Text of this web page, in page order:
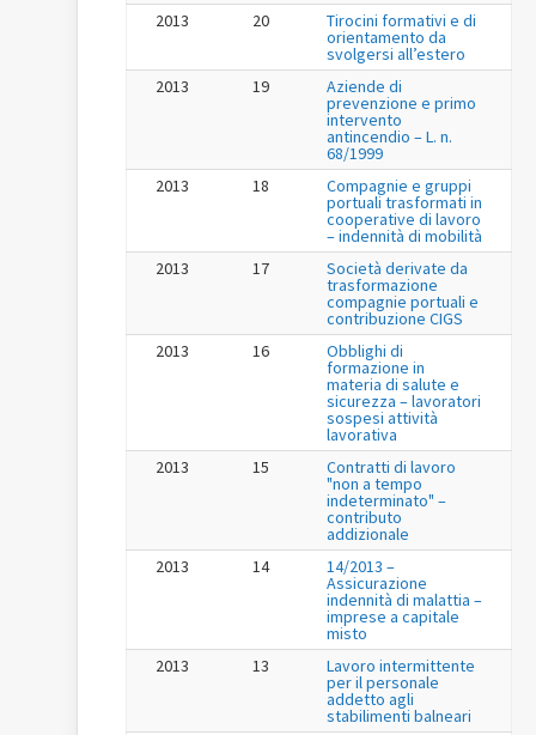
2013
20 Tirocini formativi e di
orientamento da
svolgersi all’estero
2013
19 Aziende di
prevenzione e primo
intervento
antincendio – L. n.
68/1999
2013
18 Compagnie e gruppi
portuali trasformati in
cooperative di lavoro
– indennità di mobilità
2013
17 Società derivate da
trasformazione
compagnie portuali e
contribuzione CIGS
2013
16 Obblighi di
formazione in
materia di salute e
sicurezza – lavoratori
sospesi attività
lavorativa
2013
15 Contratti di lavoro
"non a tempo
indeterminato" –
contributo
addizionale
2013
14 14/2013 –
Assicurazione
indennità di malattia –
imprese a capitale
misto
2013
13 Lavoro intermittente
per il personale
addetto agli
stabilimenti balneari